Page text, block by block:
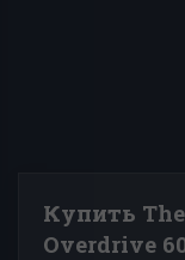
Купить
Overdrive